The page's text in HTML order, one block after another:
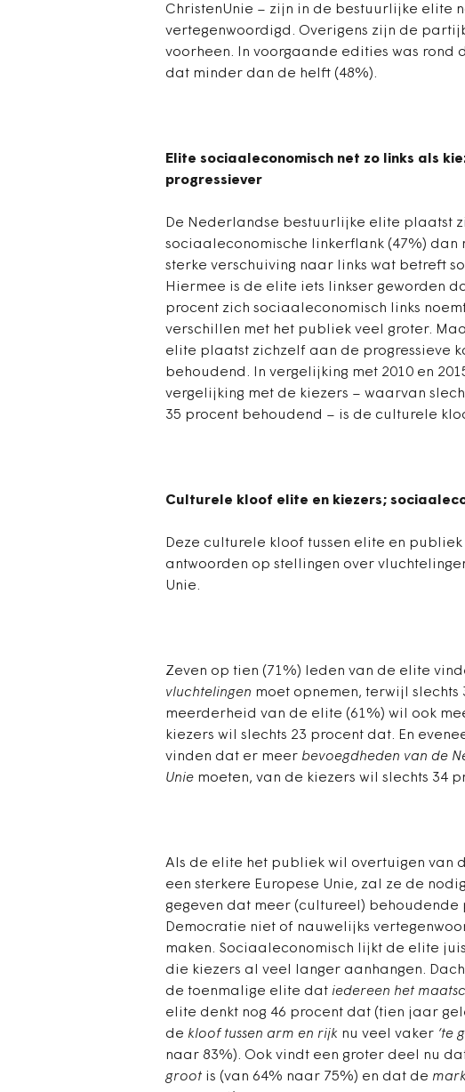
ChristenUnie – zijn in de bestuurlijke elite
vertegenwoordigd. Overigens zijn de
voorheen. In voorgaande edities was rond
dat minder dan de helft (48%).
Elite sociaaleconomisch net zo links als
progressiever
De Nederlandse bestuurlijke elite plaatst
sociaaleconomische linkerflank (47%) dan
sterke verschuiving naar links wat betreft
Hiermee is de elite iets linkser geworden
procent zich sociaaleconomisch links
verschillen met het publiek veel groter.
elite plaatst zichzelf aan de progressieve
behoudend. In vergelijking met 2010 en
vergelijking met de kiezers – waarvan
35 procent behoudend – is de culturele
Culturele kloof elite en kiezers;
Deze culturele kloof tussen elite en
antwoorden op stellingen over
Unie.
Zeven op tien (71%) leden van de elite
vluchtelingen moet opnemen, terwijl slechts
meerderheid van de elite (61%) wil ook
kiezers wil slechts 23 procent dat. En
vinden dat er meer bevoegdheden van de
Unie moeten, van de kiezers wil slechts 34
Als de elite het publiek wil overtuigen van
een sterkere Europese Unie, zal ze de
gegeven dat meer (cultureel) behoudende
Democratie niet of nauwelijks
maken. Sociaaleconomisch lijkt de elite
die kiezers al veel langer aanhangen.
de toenmalige elite dat iedereen het
elite denkt nog 46 procent dat (tien jaar
de kloof tussen arm en rijk nu veel vaker ‘te
naar 83%). Ook vindt een groter deel nu
groot is (van 64% naar 75%) en dat de